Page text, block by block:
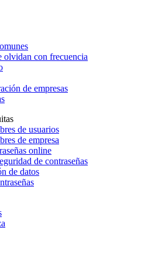
olvidan con frecuencia
de empresas
de usuarios
de empresa
online
de contraseñas
de datos